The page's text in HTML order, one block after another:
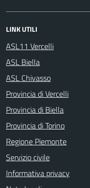
LINK UTILI
ASL11 Vercelli
ASL Biella
ASL Chivasso
Provincia di Vercelli
Provincia di Biella
Provincia di Torino
Regione Piemonte
Servizio civile
Informativa privacy